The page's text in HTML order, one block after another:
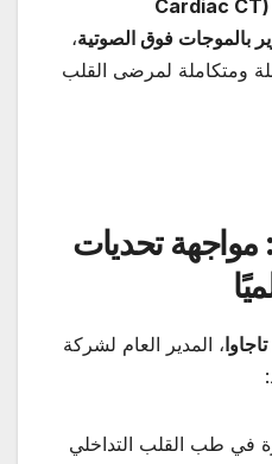
(Cardiac CT
بالموجات فوق الصوتية،
ومتكاملة لمرضى القلب
تحديات
، المدير العام لشركة
في طب القلب التداخلي